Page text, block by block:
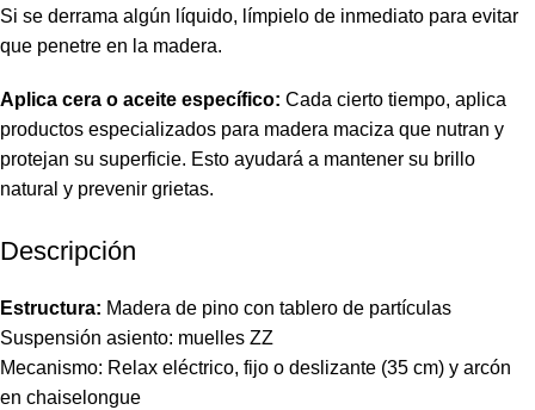
Si se derrama algún líquido, límpielo de inmediato para evitar
que penetre en la madera.
Aplica cera o aceite específico: Cada cierto tiempo, aplica
productos especializados para madera maciza que nutran y
protejan su superficie. Esto ayudará a mantener su brillo
natural y prevenir grietas.
Descripción
Estructura: Madera de pino con tablero de partículas
Suspensión asiento: muelles ZZ
Mecanismo: Relax eléctrico, fijo o deslizante (35 cm) y arcón
en chaiselongue